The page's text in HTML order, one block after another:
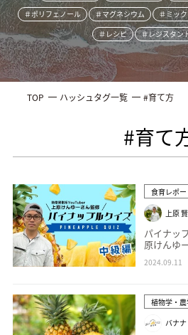
＃ポリフェノール
＃マグネシウム ＃ミッ
＃レシピ
＃レジスタン
TOP ハッシュタグ一覧 #育て方
#育て
食育レポー
上原
パイナッ
原けんゆ
2024.09.11
植物学・
バナ